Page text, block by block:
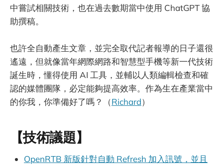
中嘗試相關技術，也在過去數期當中使用 ChatGPT 協
助撰稿。
也許全自動產生文章，並完全取代記者報導的日子還很
遙遠，但就像當年網際網路和智慧型手機等新一代技術
誕生時，懂得使用 AI 工具，並輔以人類編輯檢查和確
認的媒體團隊，必定能夠提高效率。作為生在產業當中
的你我，你準備好了嗎？（Richard）
【技術議題】
OpenRTB 新版針對自動 Refresh 加入訊號，並且